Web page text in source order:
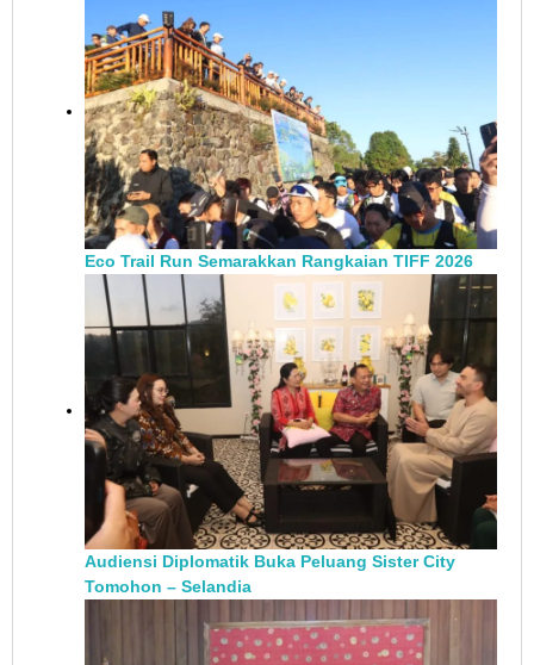
Eco Trail Run Semarakkan Rangkaian TIFF 2026
Audiensi Diplomatik Buka Peluang Sister City
Tomohon – Selandia